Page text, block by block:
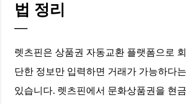
법 정리
렛츠핀은 상품권 자동교환 플랫폼으로
단한 정보만 입력하면 거래가 가능하다
있습니다. 렛츠핀에서 문화상품권을 현